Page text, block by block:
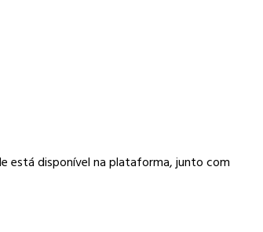
está disponível na plataforma, junto com